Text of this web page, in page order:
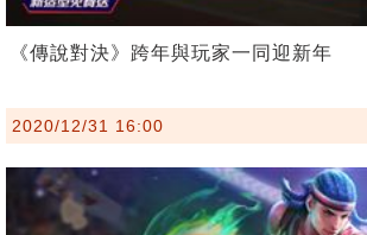
《傳說對決》跨年與玩家一同迎新年
2020/12/31 16:00